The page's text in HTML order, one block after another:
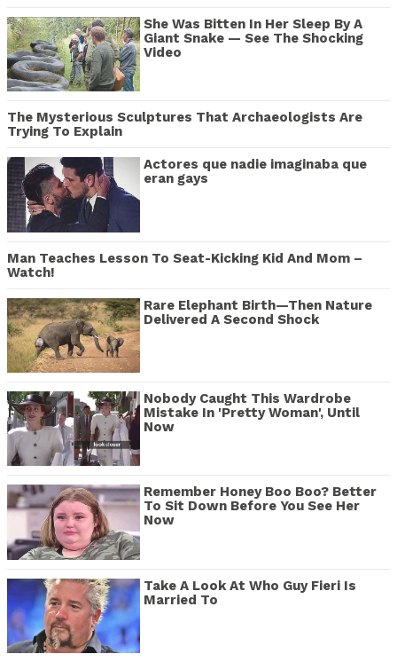
She Was Bitten In Her Sleep By A
Giant Snake — See The Shocking
Video
The Mysterious Sculptures That Archaeologists Are
Trying To Explain
Actores que nadie imaginaba que
eran gays
Man Teaches Lesson To Seat-Kicking Kid And Mom –
Watch!
Rare Elephant Birth—Then Nature
Delivered A Second Shock
Nobody Caught This Wardrobe
Mistake In 'Pretty Woman', Until
Now
Remember Honey Boo Boo? Better
To Sit Down Before You See Her
Now
Take A Look At Who Guy Fieri Is
Married To